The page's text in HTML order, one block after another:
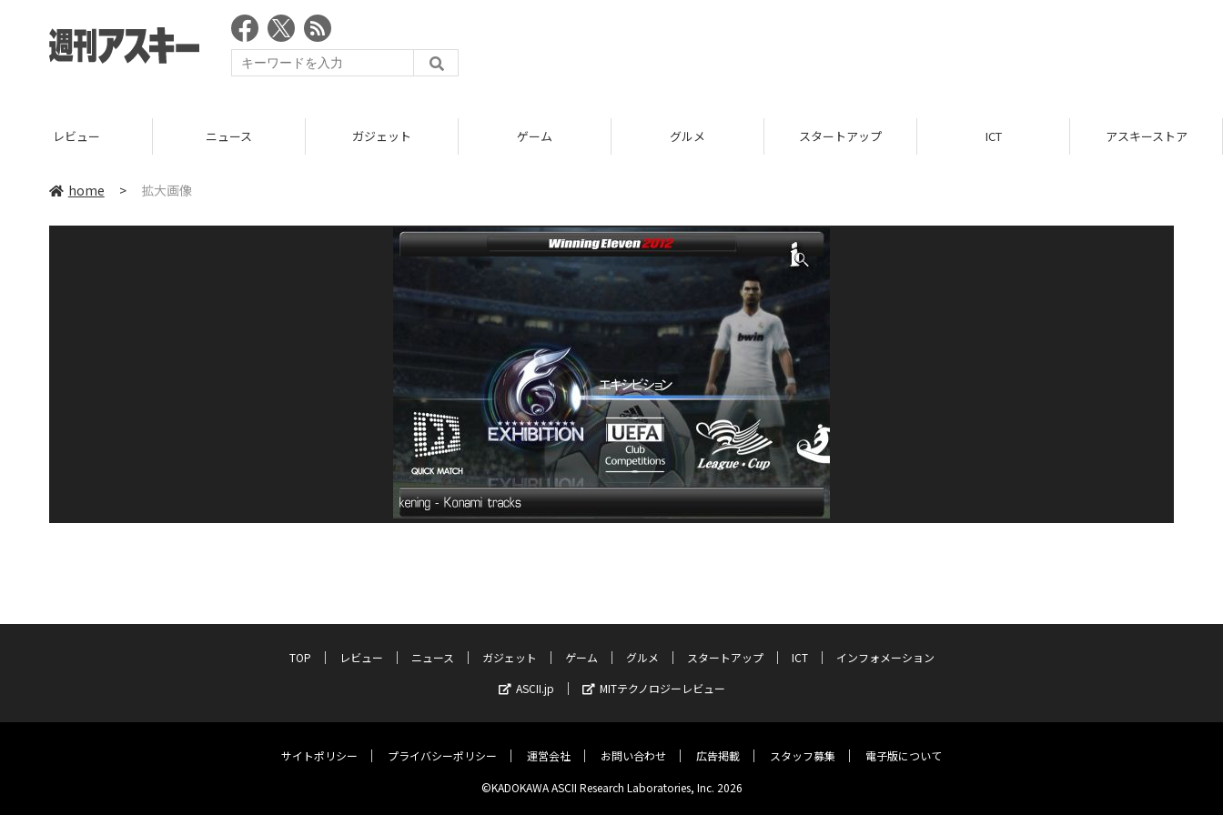
レビュー ニュース ガジェット ゲーム グルメ スタートアップ ICT アスキーストア
home > 拡大画像
TOP レビュー ニュース ガジェット ゲーム グルメ スタートアップ ICT
インフォメーション
ASCII.jp
MITテクノロジーレビュー
サイトポリシー プライバシーポリシー 運営会社 お問い合わせ 広告掲載 スタッフ募集 電子版について
©KADOKAWA ASCII Research Laboratories, Inc. 2026